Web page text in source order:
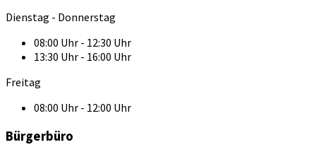
Dienstag - Donnerstag
08:00 Uhr - 12:30 Uhr
13:30 Uhr - 16:00 Uhr
Freitag
08:00 Uhr - 12:00 Uhr
Bürgerbüro